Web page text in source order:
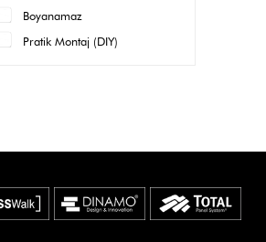
Boyanamaz
Pratik Montaj (DIY)